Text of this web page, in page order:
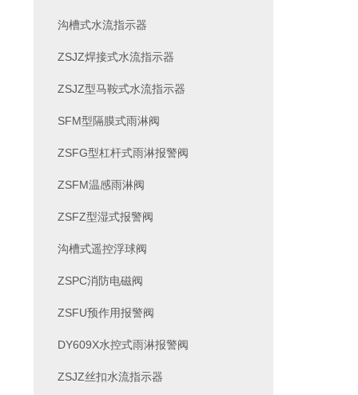
沟槽式水流指示器
ZSJZ焊接式水流指示器
ZSJZ型马鞍式水流指示器
SFM型隔膜式雨淋阀
ZSFG型杠杆式雨淋报警阀
ZSFM温感雨淋阀
ZSFZ型湿式报警阀
沟槽式遥控浮球阀
ZSPC消防电磁阀
ZSFU预作用报警阀
DY609X水控式雨淋报警阀
ZSJZ丝扣水流指示器